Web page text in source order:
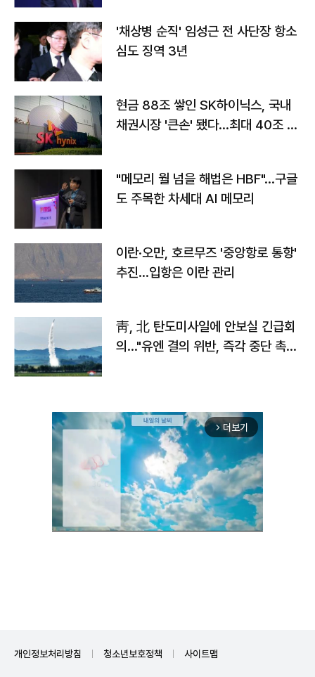
'채상병 순직' 임성근 전 사단장 항소
심도 징역 3년
현금 88조 쌓인 SK하이닉스, 국내
채권시장 '큰손' 됐다…최대 40조 투
"메모리 월 넘을 해법은 HBF"…구글
도 주목한 차세대 AI 메모리
이란·오만, 호르무즈 '중앙항로 통항'
추진…입항은 이란 관리
靑, 北 탄도미사일에 안보실 긴급회
의…"유엔 결의 위반, 즉각 중단 촉
arrow_forward_ios 더보기
개인정보처리방침 청소년보호정책 사이트맵